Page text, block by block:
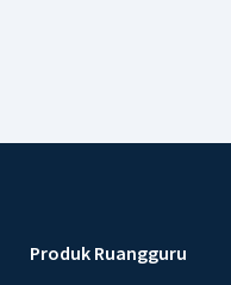
Produk Ruangguru